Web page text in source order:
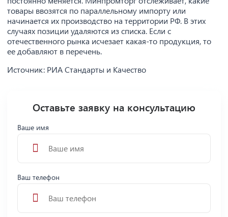
товары ввозятся по параллельному импорту или
начинается их производство на территории РФ. В этих
случаях позиции удаляются из списка. Если с
отечественного рынка исчезает какая-то продукция, то
ее добавляют в перечень.
Источник: РИА Стандарты и Качество
Оставьте заявку на консультацию
Ваше имя
Ваш телефон